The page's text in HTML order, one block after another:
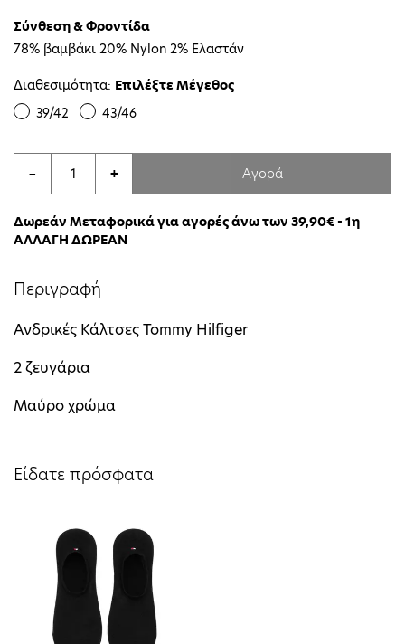
Σύνθεση & Φροντίδα
78% βαμβάκι 20% Nylon 2% Ελαστάν
Διαθεσιμότητα: Επιλέξτε Μέγεθος
39/42 43/46
− + Αγορά
Δωρεάν Μεταφορικά για αγορές άνω των 39,90€ - 1η
ΑΛΛΑΓΗ ΔΩΡΕΑΝ
Περιγραφή
Ανδρικές Κάλτσες Tommy Hilfiger
2 ζευγάρια
Μαύρο χρώμα
Είδατε πρόσφατα